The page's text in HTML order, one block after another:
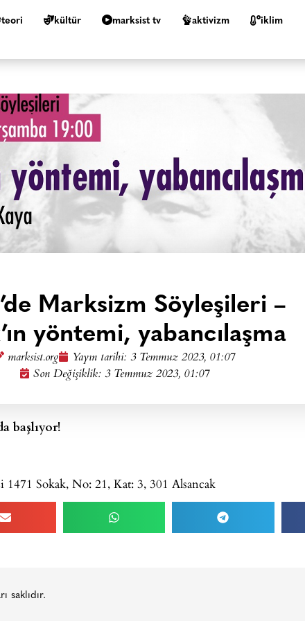
teori kültür marksist tv aktivizm i̇klim
Marksizm Söyleşileri –
yöntemi, yabancılaşma
marksist.org Yayın tarihi: 3 Temmuz 2023, 01:07
Son Değişiklik: 3 Temmuz 2023, 01:07
başlıyor!
Sokak, No: 21, Kat: 3, 301 Alsancak
saklıdır.